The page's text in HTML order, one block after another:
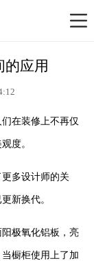
的应用
在装修上不再仅
度。
多设计师的关
新换代。
极氧化铝板，亮
橱柜使用上了加